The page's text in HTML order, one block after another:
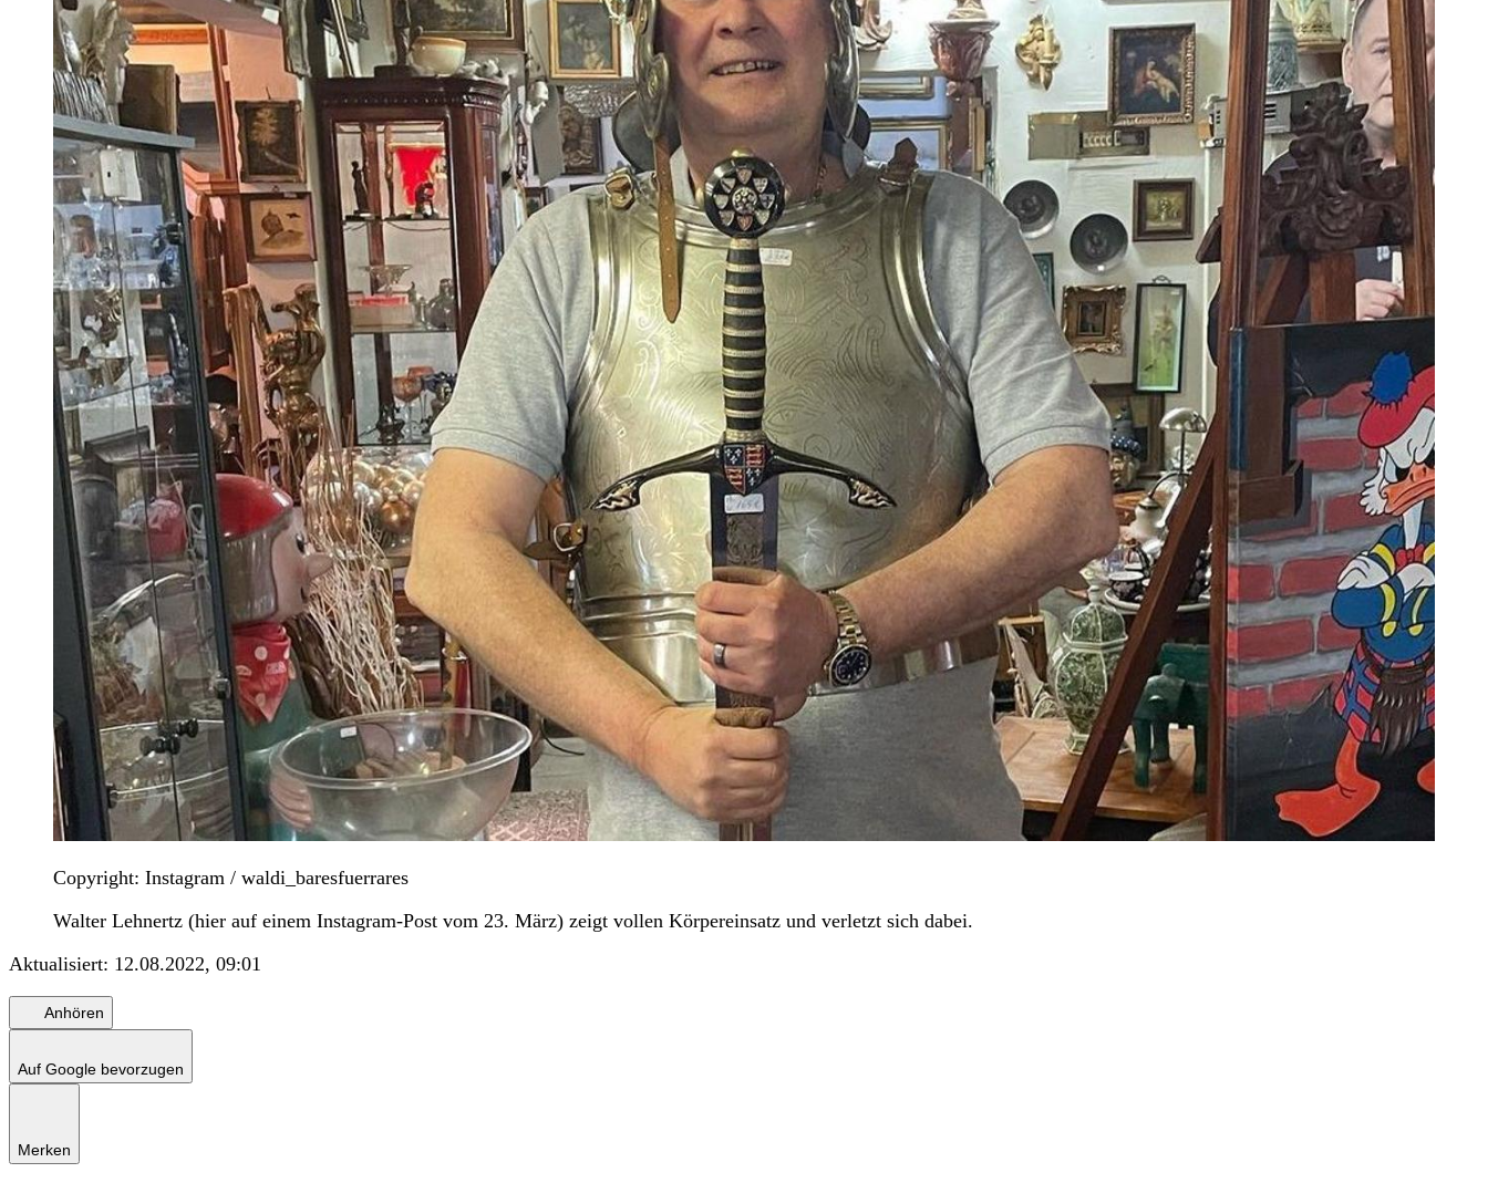
Copyright: Instagram / waldi_baresfuerrares
Walter Lehnertz (hier auf einem Instagram-Post vom 23. März) zeigt vollen Körpereinsatz und verletzt sich dabei.
Aktualisiert: 12.08.2022, 09:01
Anhören
Auf Google bevorzugen
Merken